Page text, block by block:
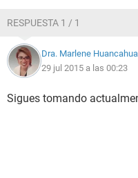
RESPUESTA 1 / 1
Dra. Marlene
29 jul 2015 a las 00:23
Sigues tomando